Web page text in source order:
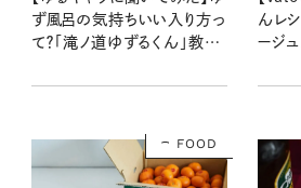
ず風呂の気持ちいい入り方っ
て？「滝ノ道ゆずるくん」教え
んレ
ージ
FOOD